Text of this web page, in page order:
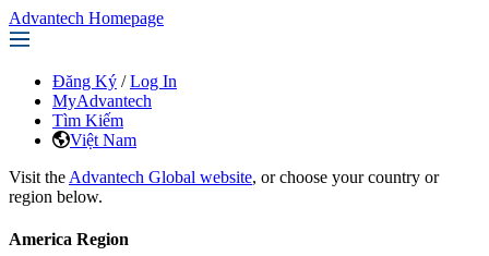
Advantech Homepage
Đăng Ký / Log In
MyAdvantech
Tìm Kiếm
Việt Nam
Visit the Advantech Global website, or choose your country or
region below.
America Region